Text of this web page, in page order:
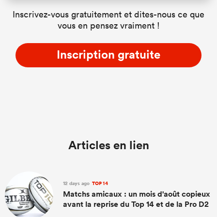
Inscrivez-vous gratuitement et dites-nous ce que
vous en pensez vraiment !
Inscription gratuite
Articles en lien
12 days ago TOP 14
Matchs amicaux : un mois d'août copieux
avant la reprise du Top 14 et de la Pro D2